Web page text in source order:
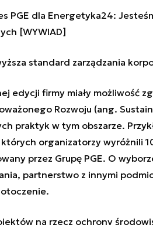
PGE dla Energetyka24:
[WYWIAD]
standard zarządzania
edycji firmy miały możliwość
Rozwoju (ang.
praktyk w tym obszarze.
których organizatorzy wyróżnili
przez Grupę PGE. O
partnerstwo z innymi
otoczenie.
na rzecz ochrony